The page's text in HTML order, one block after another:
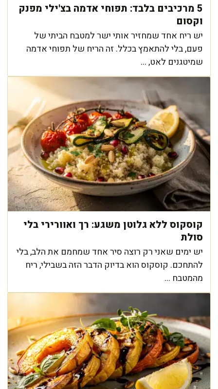
5 מרכיבים בלבד: תפוחי אדמה בצ'ילי מפנק
וקסום
יש ריח אחד שמחזיר אותי ישר למטבח הביתי של
פעם, בלי להתאמץ בכלל. זה הריח של תפוחי אדמה
שמיטגנים לאט, ...
קוסקוס ללא גלוטן משגע: רך ואוורירי בלי
סולת
יש ימים שאני רק רוצה סיר אחד שמחמם את הלב, בלי
להתחכם. קוסקוס הוא בדיוק הדבר הזה בשבילי, ריח
מהמטבח ...